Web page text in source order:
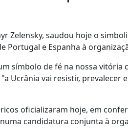
Zelensky, saudou hoje o
Portugal e Espanha à
símbolo de fé na nossa
Ucrânia vai resistir,
oficializaram hoje, em
candidatura conjunta à